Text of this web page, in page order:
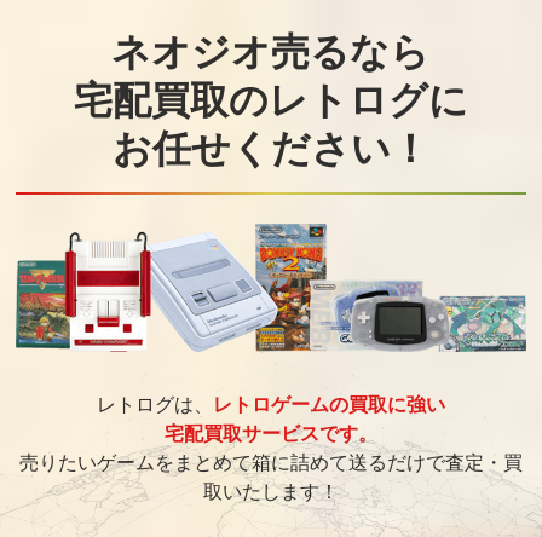
ネオジオ売るなら
宅配買取のレトログに
お任せください！
レトログは、
レトロゲームの買取に強い
宅配買取サービスです。
売りたいゲームをまとめて箱に詰めて送るだけで査定・買
取いたします！